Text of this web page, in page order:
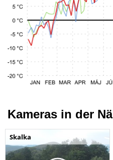
Kameras in der
Skalka